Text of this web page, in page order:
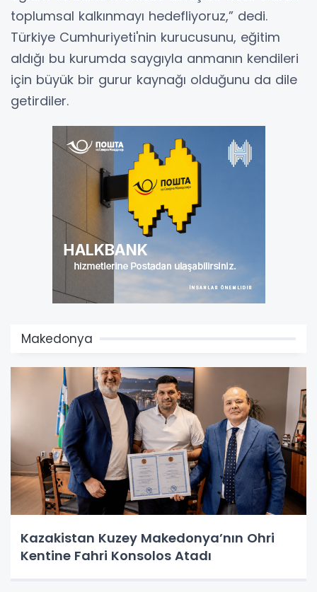
toplumsal kalkınmayı hedefliyoruz,” dedi.
Türkiye Cumhuriyeti'nin kurucusunu, eğitim
aldığı bu kurumda saygıyla anmanın kendileri
için büyük bir gurur kaynağı olduğunu da dile
getirdiler.
Makedonya
Kazakistan Kuzey Makedonya’nın Ohri
Kentine Fahri Konsolos Atadı